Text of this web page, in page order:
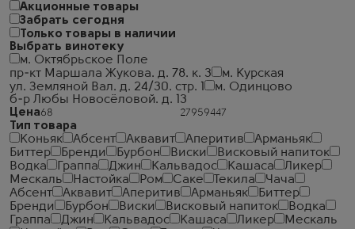
Акционные товары
Забрать сегодня
Только товары в наличии
Выбрать винотеку
м. Октябрьское Поле
пр-кт Маршала Жукова. д. 78. к. 3
м. Курская
ул. Земляной Вал. д. 24/30. стр. 1
м. Одинцово
б-р Любы Новосёловой. д. 13
Цена
Тип товара
Коньяк
Абсент Аквавит Аперитив
Арманьяк
Биттер
Бренди Бурбон Виски
Висковый напиток
Водка
Граппа Джин Кальвадос Кашаса
Ликер
Мескаль
Настойка Ром Саке Текила
Чача
Абсент
Аквавит Аперитив Арманьяк
Биттер
Бренди
Бурбон Виски Висковый напиток
Водка
Граппа
Джин Кальвадос Кашаса Ликер
Мескаль